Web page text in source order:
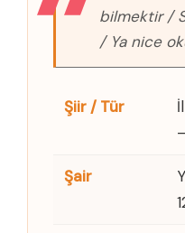
bilmektir /
/ Ya nice
Şiir / Tür
Şair